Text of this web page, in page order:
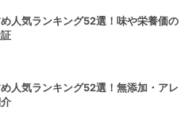
人気ランキング52選！味や栄養価の
人気ランキング52選！無添加・アレ